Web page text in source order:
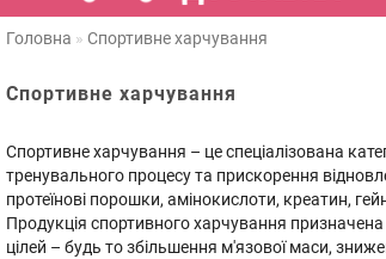
Головна Спортивне харчування
Спортивне харчування
Спортивне харчування – це спеціалізована
тренувального процесу та прискорення
протеїнові порошки, амінокислоти, креатин,
Продукція спортивного харчування призначена
цілей – будь то збільшення м'язової маси,